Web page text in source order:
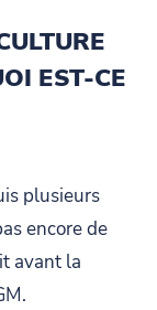
EST-CE
plusieurs
encore de
avant la